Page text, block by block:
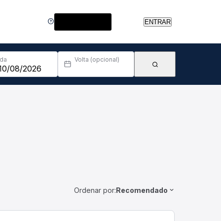
ENTRAR
Volta (opcional)
Ordenar por:Recomendado